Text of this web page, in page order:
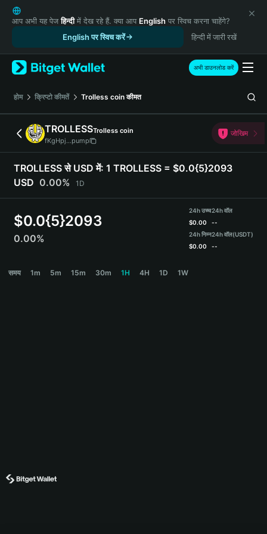
English
日本語
Русский
Español (Latinoamérica)
Türkçe
Italiano
Deutsch
简体中文
繁體中文
Português (Portugal)
Bahasa Indonesia
Español
आप अभी यह पेजहिन्दीमें देख रहे हैं. क्या आप English पर स्विच करना चाहेंगे?
English पर स्विच करें
हिन्दी में जारी रखें
अभी डाउनलोड करें
होम क्रिप्टो कीमतें Trolless coin कीमत
TROLLESSTrolless coin
fKgHpj...pump
जोखिम
TROLLESS से USD में: 1 TROLLESS = $0.0{5}2093
USD 0.00% 1D
$0.0{5}2093
0.00%
24h उच्च
$0.00
24h निम्न
$0.00
24h वॉल
--
24h वॉल(USDT)
--
समय 1m 5m 15m 30m 1H 4H 1D 1W